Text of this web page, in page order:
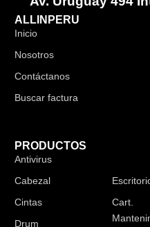
ALLINPERU
Inicio
Nosotros
Contáctanos
Buscar factura
PRODUCTOS
Antivirus
Cabezal
Cintas
Drum
Cart.